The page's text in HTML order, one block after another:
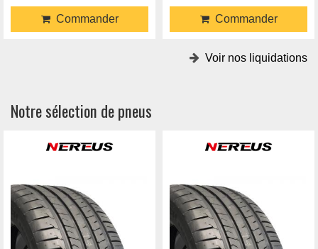
Commander Commander
Voir nos liquidations
Notre sélection de pneus